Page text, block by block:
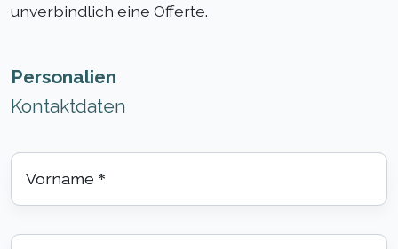
unverbindlich eine Offerte.
Personalien
Kontaktdaten
Vorname *